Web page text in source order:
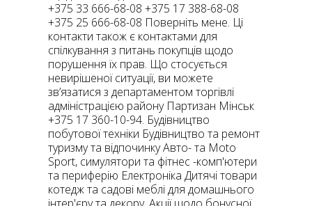
+375 33 666-68-08 +375 17 388-68-08
+375 25 666-68-08 Поверніть мене. Ці
контакти також є контактами для
спілкування з питань покупців щодо
порушення їх прав. Що стосується
невирішеної ситуації, ви можете
зв’язатися з департаментом торгівлі
адміністрацією району Партизан Мінськ
+375 17 360-10-94. Будівництво
побутової техніки Будівництво та ремонт
туризму та відпочинку Авто- та Moto
Sport, симулятори та фітнес -комп'ютери
та периферію Електроніка Дитячі товари
котедж та садові меблі для домашнього